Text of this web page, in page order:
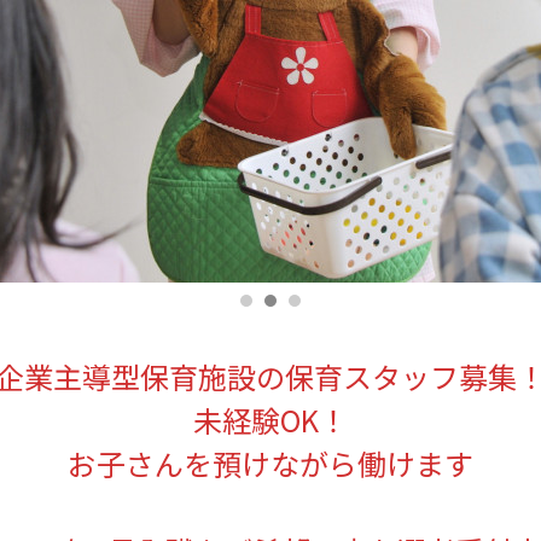
業主導型保育施設の保育スタッフ募集
未経験OK！
お子さんを預けながら働けます